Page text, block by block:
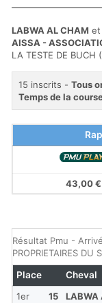
LABWA AL CHAM et
AISSA -
LA TESTE DE
15 inscrits - Tous
Temps de la
43,00 €
Résultat Pmu -
PROPRIETAIRES
1er 15 LABWA
Place Cheval